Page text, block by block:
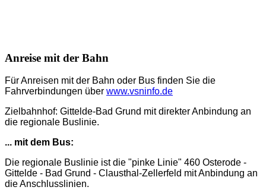
Anreise mit der Bahn
Für Anreisen mit der Bahn oder Bus finden Sie die
Fahrverbindungen über www.vsninfo.de
Zielbahnhof: Gittelde-Bad Grund mit direkter Anbindung an
die regionale Buslinie.
... mit dem Bus:
Die regionale Buslinie ist die "pinke Linie" 460 Osterode -
Gittelde - Bad Grund - Clausthal-Zellerfeld mit Anbindung an
die Anschlusslinien.